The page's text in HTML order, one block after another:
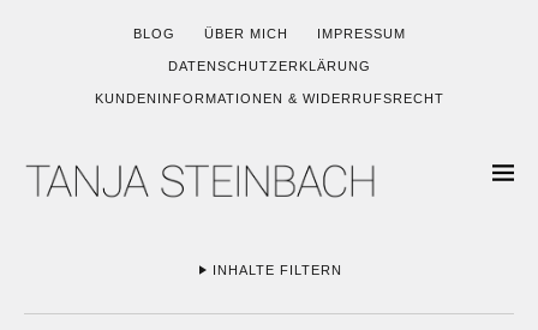
BLOG ÜBER MICH IMPRESSUM
DATENSCHUTZERKLÄRUNG
KUNDENINFORMATIONEN & WIDERRUFSRECHT
INHALTE FILTERN